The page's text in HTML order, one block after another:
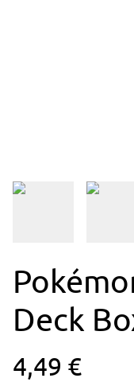
Deck
4,49 €